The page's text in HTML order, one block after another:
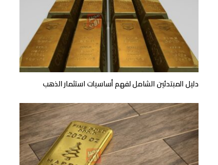
دليل المبتدئين الشامل لفهم أساسيات استثمار الذهب